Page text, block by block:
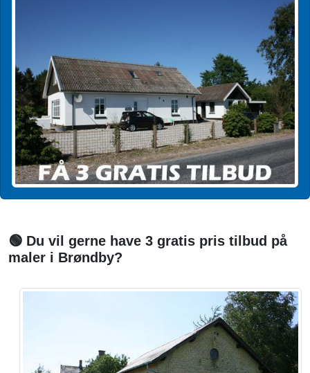
🟢 Du vil gerne have 3 gratis pris tilbud på
maler i Brøndby?